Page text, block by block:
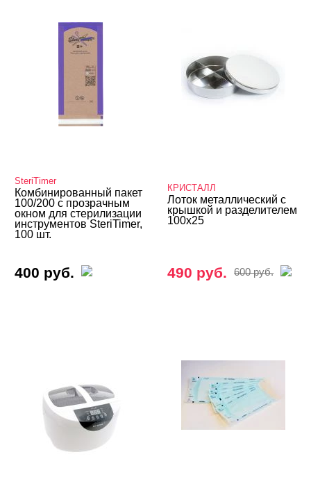
SteriTimer
Комбинированный пакет
100/200 с прозрачным
окном для стерилизации
инструментов SteriTimer,
100 шт.
400 руб.
КРИСТАЛЛ
Лоток металлический с
крышкой и разделителем
100х25
490 руб. 600 руб.